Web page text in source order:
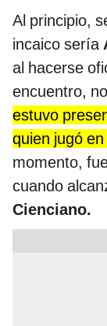
Al principio,
incaico sería
al hacerse
encuentro,
estuvo
quien jugó
momento,
cuando
Cienciano.